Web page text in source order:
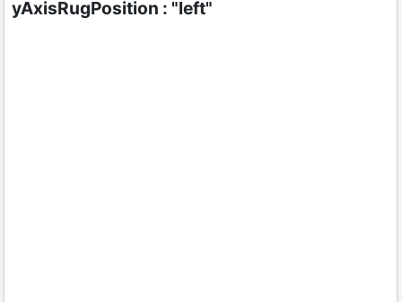
yAxisRugPosition : "left"